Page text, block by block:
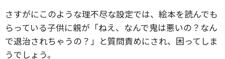
さすがにこのような理不尽な設定では、絵本を読んでも
らっている子供に親が「ねえ、なんで鬼は悪いの？なん
で退治されちゃうの？」と質問責めにされ、困ってしま
うでしょう。